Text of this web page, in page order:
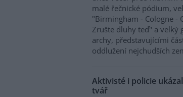
malé řečnické pódium,
"Birmingham - Cologne -
Zrušte dluhy teď" a velký
archy, představujícími
oddlužení nejchudších
Aktivisté i policie
tvář